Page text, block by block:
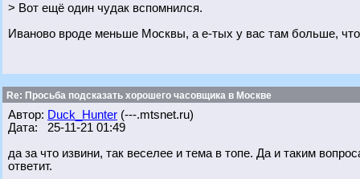
> Вот ещё один чудак вспомнился.
Иваново вроде меньше Москвы, а е-тых у вас там больше,
Re: Просьба подсказать хорошего часовщика в Москве
Автор: Duck_Hunter (---.mtsnet.ru)
Дата: 25-11-21 01:49
да за что извини, так веселее и тема в топе. Да и таким
ответит.